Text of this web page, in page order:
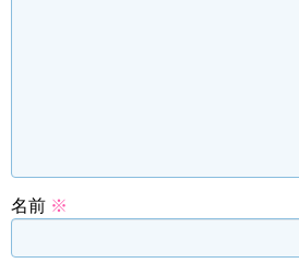
名前 ※